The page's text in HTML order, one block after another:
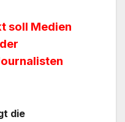
soll Medien
die